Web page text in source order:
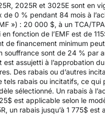
2025R et 3025E sont en
de 0 % pendant 84 mois à
») : 20 000 $, à un TCA/
fonction de l’EMF est de
financement minimum
sont de 24 % par
assujetti à l’approbation
Des rabais ou d’autres
rabais ou incitatifs, ce
sélectionné. Un rabais à
est applicable selon le
un rabais jusqu’à 1 775$